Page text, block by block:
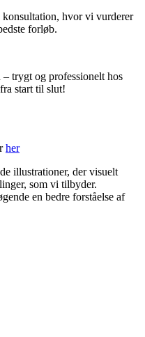
hvor vi vurderer
forløb.
trygt og professionelt hos
start til slut!
her
illustrationer, der visuelt
som vi tilbyder.
en bedre forståelse af